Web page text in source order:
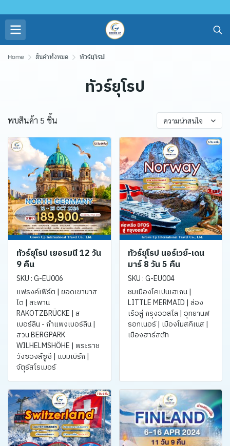
Home สินค้าทั้งหมด ทัวร์ยุโรป
ทัวร์ยุโรป
พบสินค้า 5 ชิ้น ความน่าสนใจ
ทัวร์ยุโรป เยอรมนี 12 วัน
9 คืน
SKU : G-EU006
แฟรงค์เฟิร์ต | ยอดเขาบาส
ไต | สะพาน
RAKOTZBRÜCKE | ส
เบอร์ลิน - กําแพงเบอร์ลิน |
สวน BERGPARK
WILHELMSHÖHE | พระราช
วังซองส์ซูซี | แบมเบิร์ก |
จัตุรัสโรเมอร์
ทัวร์ยุโรป นอร์เวย์-เดน
มาร์ 8 วัน 5 คืน
SKU : G-EU004
ชมเมืองโคเปนเฮเกน |
LITTLE MERMAID | ล่อง
เรือสู่ กรุงออสโล | อุทยานฟ
รอกเนอร์ | เมืองโมสคิเนส |
เมืองฮาร์สตัท